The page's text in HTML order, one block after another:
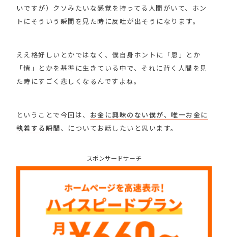
いですが）クソみたいな感覚を持ってる人間がいて、ホン
トにそういう瞬間を見た時に反吐が出そうになります。
ええ格好しいとかではなく、僕自身ホントに「恩」とか
「情」とかを基準に生きている中で、それに背く人間を見
た時にすごく悲しくなるんですよね。
ということで今回は、 お金に興味のない僕が、唯一お金に
執着する瞬間、についてお話したいと思います。
スポンサードサーチ